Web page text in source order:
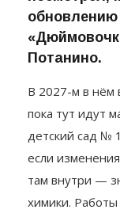
Вместе с
посмотрел,
обновлению
Потанино.
В 2027-м в нём
пока тут идут
детский сад №
если
там внутри —